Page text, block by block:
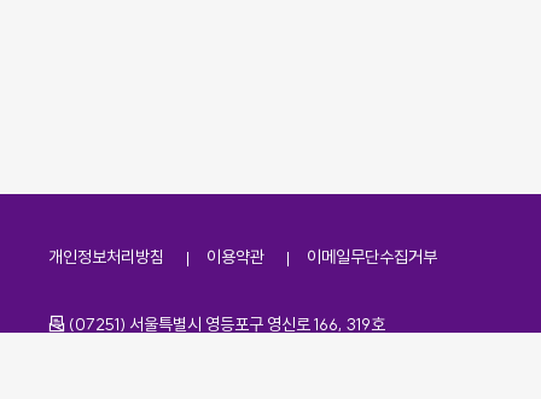
개인정보처리방침 이용약관 이메일무단수집거부
주소
(07251) 서울특별시 영등포구 영신로 166, 319호